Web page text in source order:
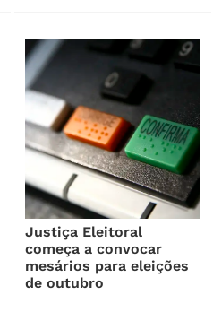
Justiça Eleitoral
começa a convocar
mesários para eleições
de outubro